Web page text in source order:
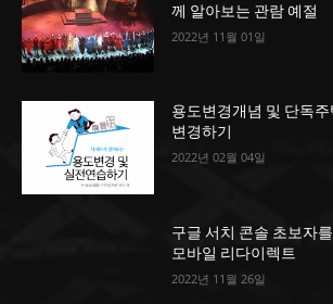
께 알아보는 관람 예절
2022년 11월 01일
용도변경개념 및 단독
변경하기
2022년 02월 04일
구글 서치 콘솔 초보자
모바일 리다이렉트
2022년 11월 26일